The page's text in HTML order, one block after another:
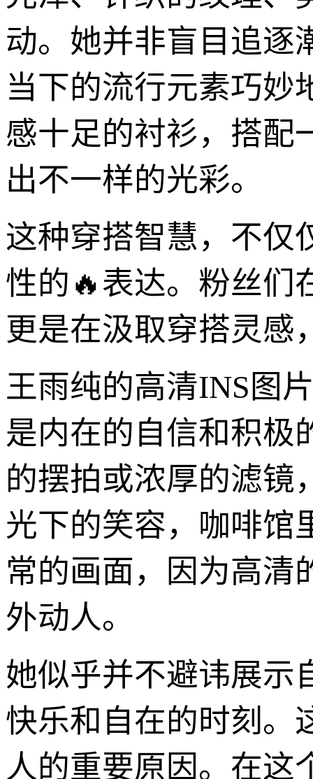
动。她并非盲目追逐
当下的流行元素巧妙
感十足的衬衫，搭配
出不一样的光彩。
这种穿搭智慧，不仅
性的🔥表达。粉丝们
更是在汲取穿搭灵感
王雨纯的高清INS图
是内在的自信和积极
的摆拍或浓厚的滤镜
光下的笑容，咖啡馆
常的画面，因为高清
外动人。
她似乎并不避讳展示
快乐和自在的时刻。
人的重要原因。在这